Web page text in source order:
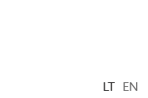
LT EN